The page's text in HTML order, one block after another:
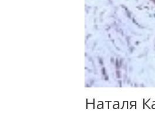
Наталя